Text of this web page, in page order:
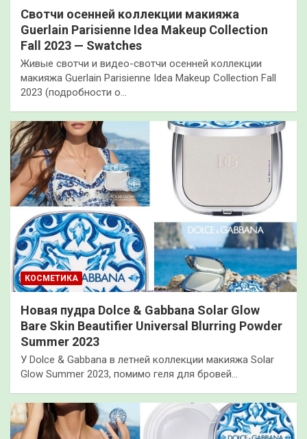
Свотчи осенней коллекции макияжа
Guerlain Parisienne Idea Makeup Collection
Fall 2023 — Swatches
Живые свотчи и видео-свотчи осенней коллекции
макияжа Guerlain Parisienne Idea Makeup Collection Fall
2023 (подробности о…
КОСМЕТИКА
Новая пудра Dolce & Gabbana Solar Glow
Bare Skin Beautifier Universal Blurring Powder
Summer 2023
У Dolce & Gabbana в летней коллекции макияжа Solar
Glow Summer 2023, помимо геля для бровей…